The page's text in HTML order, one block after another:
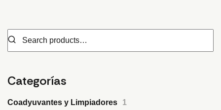
Categorías
Coadyuvantes y Limpiadores 1